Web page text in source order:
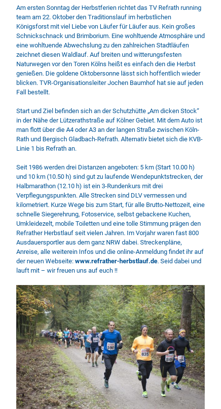
Am ersten Sonntag der Herbstferien richtet das TV Refrath running
team am 22. Oktober den Traditionslauf im herbstlichen
Königsforst mit viel Liebe von Läufer für Läufer aus. Kein großes
Schnickschnack und Brimborium. Eine wohltuende Atmosphäre und
eine wohltuende Abwechslung zu den zahlreichen Stadtläufen
zeichnet diesen Waldlauf. Auf breiten und witterungsfesten
Naturwegen vor den Toren Kölns heißt es einfach den die Herbst
genießen. Die goldene Oktobersonne lässt sich hoffentlich wieder
blicken. TVR-Organisationsleiter Jochen Baumhof hat sie auf jeden
Fall bestellt.
Start und Ziel befinden sich an der Schutzhütte „Am dicken Stock“
in der Nähe der Lützerathstraße auf Kölner Gebiet. Mit dem Auto ist
man flott über die A4 oder A3 an der langen Straße zwischen Köln-
Rath und Bergisch Gladbach-Refrath. Alternativ bietet sich die KVB-
Linie 1 bis Refrath an.
Seit 1986 werden drei Distanzen angeboten: 5 km (Start 10.00 h)
und 10 km (10.50 h) sind gut zu laufende Wendepunktstrecken, der
Halbmarathon (12.10 h) ist ein 3-Rundenkurs mit drei
Verpflegungspunkten. Alle Strecken sind DLV vermessen und
kilometriert. Kurze Wege bis zum Start, für alle Brutto-Nettozeit, eine
schnelle Siegerehrung, Fotoservice, selbst gebackene Kuchen,
Umkleidezelt, mobile Toiletten und eine tolle Stimmung prägen den
Refrather Herbstlauf seit vielen Jahren. Im Vorjahr waren fast 800
Ausdauersportler aus dem ganz NRW dabei. Streckenpläne,
Anreise, alle weiterein Infos und die online-Anmeldung findet ihr auf
der neuen Webseite: www.refrather-herbstlauf.de. Seid dabei und
lauft mit – wir freuen uns auf euch !!